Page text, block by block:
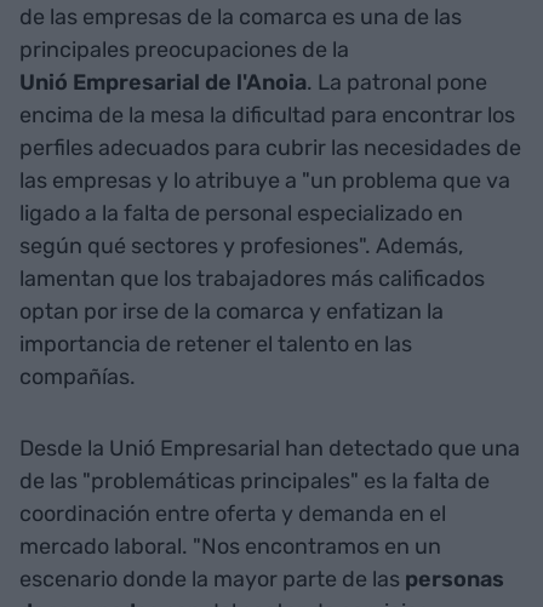
de las empresas de la comarca es una de las
principales preocupaciones de la
Unió Empresarial de l'Anoia. La patronal pone
encima de la mesa la dificultad para encontrar los
perfiles adecuados para cubrir las necesidades de
las empresas y lo atribuye a "un problema que va
ligado a la falta de personal especializado en
según qué sectores y profesiones". Además,
lamentan que los trabajadores más calificados
optan por irse de la comarca y enfatizan la
importancia de retener el talento en las
compañías.
Desde la Unió Empresarial han detectado que una
de las "problemáticas principales" es la falta de
coordinación entre oferta y demanda en el
mercado laboral. "Nos encontramos en un
escenario donde la mayor parte de las personas